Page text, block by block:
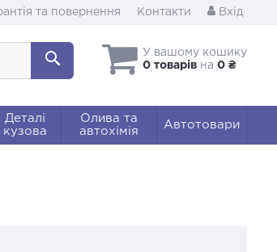
та повернення Контакти Вхід
У вашому кошику
0 товарів на 0 ₴
Деталі
кузова
Олива та
автохімія
Автотовари